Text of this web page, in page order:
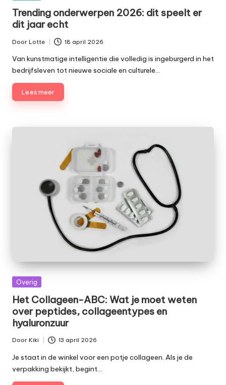
Trending onderwerpen 2026: dit speelt er
dit jaar echt
Geplaatst
door
Door Lotte 18 april 2026
Van kunstmatige intelligentie die volledig is ingeburgerd in het
bedrijfsleven tot nieuwe sociale en culturele…
Lees meer
Geplaatst
Overig
Het Collageen-ABC: Wat je moet weten
over peptides, collageentypes en
hyaluronzuur
door
Door Kiki 13 april 2026
Je staat in de winkel voor een potje collageen. Als je de
verpakking bekijkt, begint…